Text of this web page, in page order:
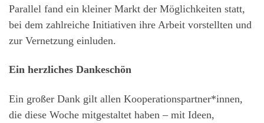
Parallel fand ein kleiner Markt der Möglichkeiten statt,
bei dem zahlreiche Initiativen ihre Arbeit vorstellten und
zur Vernetzung einluden.
Ein herzliches Dankeschön
Ein großer Dank gilt allen Kooperationspartner*innen,
die diese Woche mitgestaltet haben – mit Ideen,